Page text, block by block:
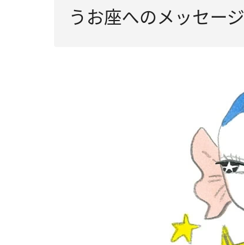
うお座へのメッセージ